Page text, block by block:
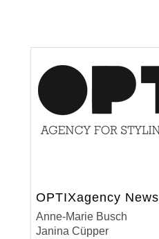
OPTIXagency News
Anne-Marie Busch
Janina Cüpper